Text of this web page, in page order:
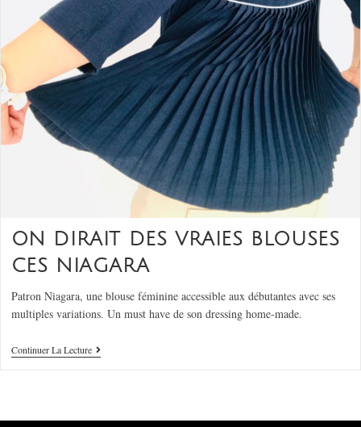
ON DIRAIT DES VRAIES BLOUSES
CES NIAGARA
Patron Niagara, une blouse féminine accessible aux débutantes avec ses
multiples variations. Un must have de son dressing home-made.
Continuer La Lecture